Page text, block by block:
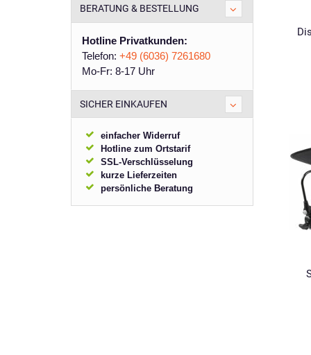
BERATUNG & BESTELLUNG
Hotline Privatkunden:
Telefon: +49 (6036) 7261680
Mo-Fr: 8-17 Uhr
SICHER EINKAUFEN
einfacher Widerruf
Hotline zum Ortstarif
SSL-Verschlüsselung
kurze Lieferzeiten
persönliche Beratung